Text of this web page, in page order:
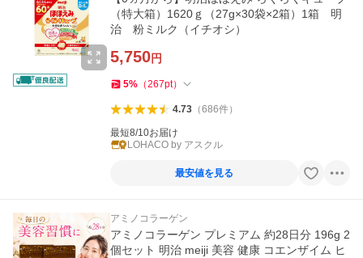
（特大箱）1620ｇ（27g×30袋×2箱）1箱 明
治 粉ミルク（イチオシ）
5,750円
5% （267pt）
4.73（686件）
最短8/10お届け
LOHACO by アスクル
最安値を見る
アミノコラーゲン
アミノコラーゲン プレミアム 約28日分 196g 2
個セット 明治 meiji 美容 健康 コエンザイム ヒ